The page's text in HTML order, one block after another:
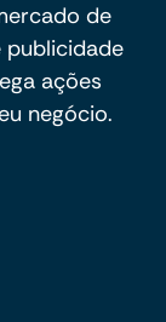
de
publicidade
ações
negócio.